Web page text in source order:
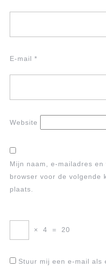
E-mail *
Website
Mijn naam, e-mailadres
browser voor de volgende
plaats.
× 4 = 20
Stuur mij een e-mail als